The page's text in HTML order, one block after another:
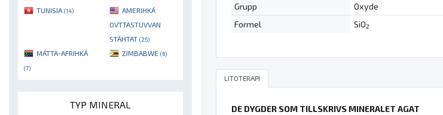
TUNISIA (14)
AMERIHKÁ
OVTTASTUVVAN
STÁHTAT (25)
MÁTTA-AFRIHKÁ
(7)
ZIMBABWE (6)
TYP MINERAL
Grupp
Oxyde
Formel
SiO2
LITOTERAPI
DE DYGDER SOM TILLSKRIVS MINERALET AGAT